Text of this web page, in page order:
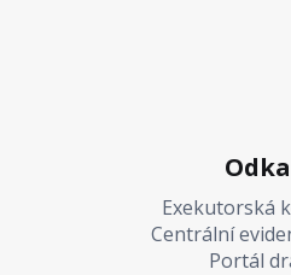
Exekutorská
Centrální
Portál